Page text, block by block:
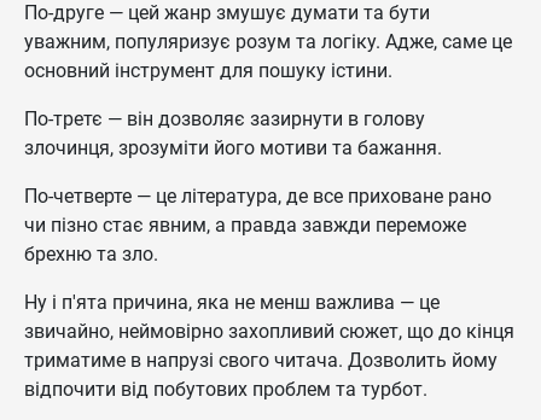
По-друге — цей жанр змушує думати та бути
уважним, популяризує розум та логіку. Адже, саме це
основний інструмент для пошуку істини.
По-третє — він дозволяє зазирнути в голову
злочинця, зрозуміти його мотиви та бажання.
По-четверте — це література, де все приховане рано
чи пізно стає явним, а правда завжди переможе
брехню та зло.
Ну і п'ята причина, яка не менш важлива — це
звичайно, неймовірно захопливий сюжет, що до кінця
триматиме в напрузі свого читача. Дозволить йому
відпочити від побутових проблем та турбот.